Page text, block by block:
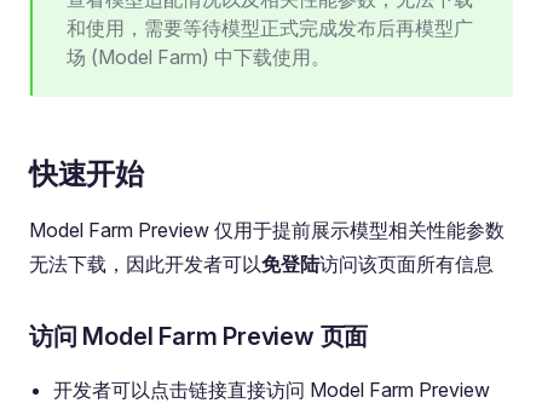
和使用，需要等待模型正式完成发布后再模型广
场 (Model Farm) 中下载使用。
快速开始
Model Farm Preview 仅用于提前展示模型相关性能参数
无法下载，因此开发者可以免登陆访问该页面所有信息
访问 Model Farm Preview 页面
开发者可以点击链接直接访问 Model Farm Preview